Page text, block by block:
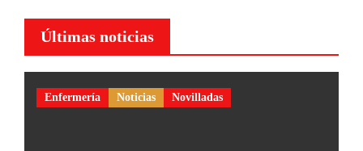
Últimas noticias
Enfermería Noticias Novilladas